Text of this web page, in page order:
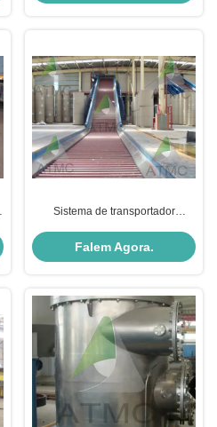
Sistema de transportador
estoque Transportador de cadeia
para a indústria automóvel
Falem Agora.